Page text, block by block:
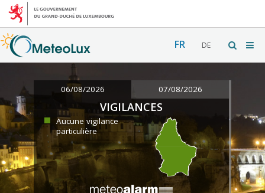
FR DE
06/08/2026 07/08/2026
VIGILANCES
Aucune vigilance
particulière